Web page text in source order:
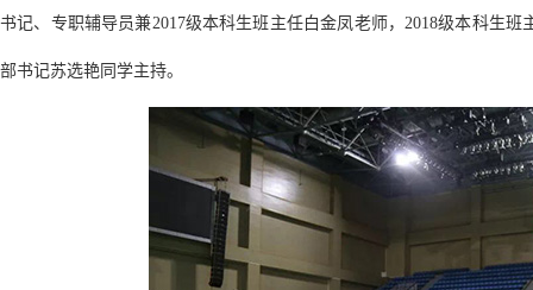
书记、专职辅导员兼2017级本科生班主任白金凤老师，2018级本科生
部书记苏选艳同学主持。